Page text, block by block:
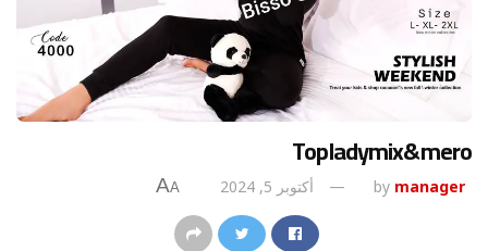
Topladymix&mero
by manager أكتوبر 5, 2024 A
A